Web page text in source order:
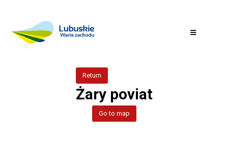
Return
Żary poviat
Go to map